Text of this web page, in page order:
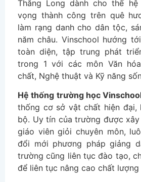
Thăng Long dành cho thế
vọng thành công trên quê
làm rạng danh cho dân tộc,
năm châu. Vinschool hướng
toàn diện, tập trung phát
trong 1 với các môn Văn
chất, Nghệ thuật và Kỹ năng
Hệ thống trường học
thống cơ sở vật chất hiện đại,
bộ. Uy tín của trường được
giáo viên giỏi chuyên môn,
đổi mới phương pháp giảng
trường cũng liên tục đào tạo,
để liên tục nâng cao chất